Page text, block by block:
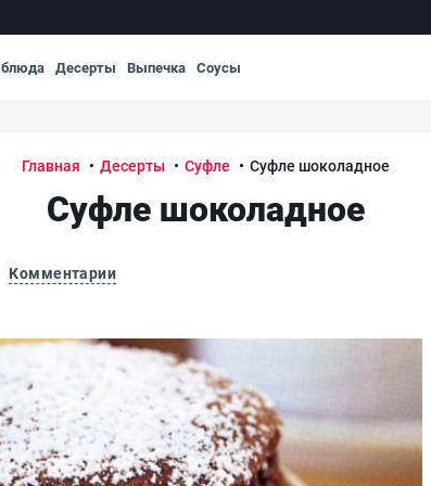
Десерты Выпечка Соусы
Главная Десерты Суфле Суфле шоколадное
Суфле шоколадное
Комментарии